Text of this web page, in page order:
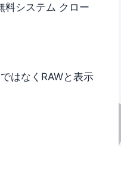
料システム クロー
はなくRAWと表示